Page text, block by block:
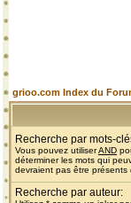
grioo.com Index du
Recherche par mots-
Vous pouvez utiliserAND
déterminer les mots qui
devraient pas être présents
Recherche par auteur: